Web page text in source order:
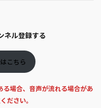
ネル登録する
こちら
る場合、音声が流れる場合があ
ださい。